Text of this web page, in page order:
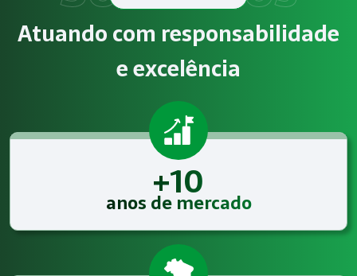
Empresas que exercem atividades com exposição a riscos
Atendimento especializado
A Megatrab - Engenharia de Segurança do Trabalho
Atuando com responsabilidade
e excelência
+10
anos de mercado